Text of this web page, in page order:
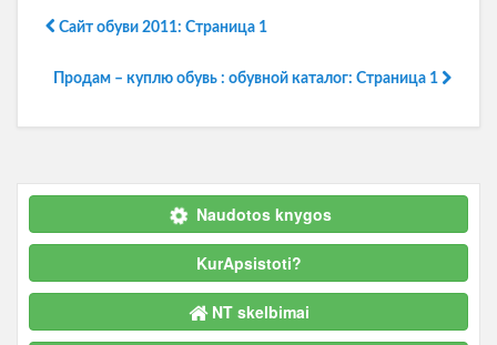
Сайт обуви 2011: Страница 1
Продам – куплю обувь : обувной каталог: Страница 1
Naudotos knygos
KurApsistoti?
NT skelbimai